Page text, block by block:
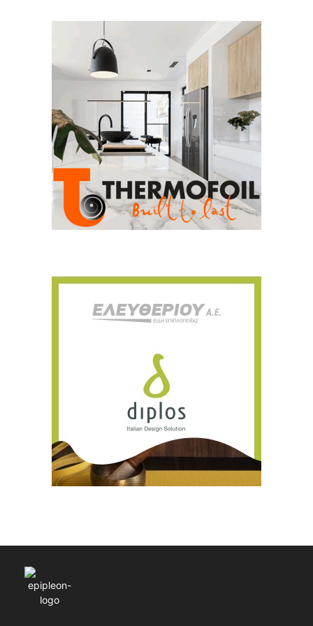
Για να μαθαίνετε πρώτοι τα νέα και όλες
τις τάσεις του κλάδου, εγγραφείτε στο
newsletter μας!
Email
Γράψτε εδώ το email σας
ΕΓΓΡΑΦΉ